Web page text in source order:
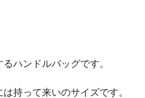
ハンドルバッグです。
持って来いのサイズです。